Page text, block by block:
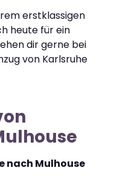
erstklassigen
heute für ein
dir gerne bei
von Karlsruhe
nach Mulhouse